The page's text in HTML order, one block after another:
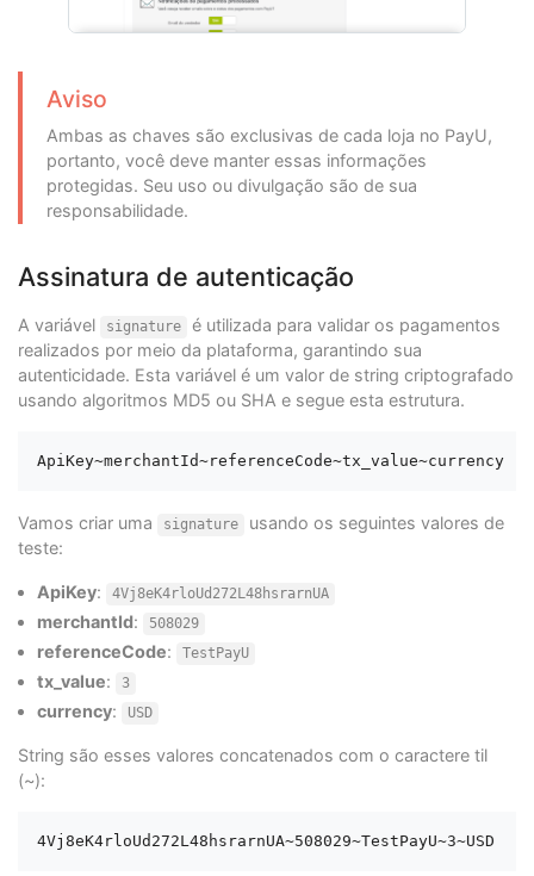
Aviso
Ambas as chaves são exclusivas de cada loja no PayU,
portanto, você deve manter essas informações
protegidas. Seu uso ou divulgação são de sua
responsabilidade.
Assinatura de autenticação
A variável signature
é utilizada para validar os pagamentos
realizados por meio da plataforma, garantindo sua
autenticidade. Esta variável é um valor de string criptografado
usando algoritmos MD5 ou SHA e segue esta estrutura.
Vamos criar uma signature
usando os seguintes valores de
teste:
ApiKey: 4Vj8eK4rloUd272L48hsrarnUA
merchantId: 508029
referenceCode: TestPayU
tx_value: 3
currency: USD
String são esses valores concatenados com o caractere til
(~):